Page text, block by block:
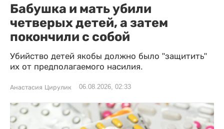
Бабушка и мать убили
четверых детей, а затем
покончили с собой
Убийство детей якобы должно было "защитить"
их от предполагаемого насилия.
Анастасия Цирулик 06.08.2026, 02:33